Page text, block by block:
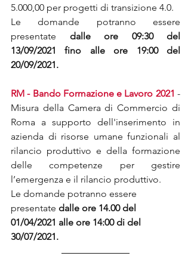
5.000,00 per progetti di transizione 4.0.
Le domande potranno essere
presentate dalle ore 09:30 del
13/09/2021 fino alle ore 19:00 del
20/09/2021.
RM - Bando Formazione e Lavoro 2021 -
Misura della Camera di Commercio di
Roma a supporto dell'inserimento in
azienda di risorse umane funzionali al
rilancio produttivo e della formazione
delle competenze per gestire
l’emergenza e il rilancio produttivo.
Le domande potranno essere
presentate dalle ore 14.00 del
01/04/2021 alle ore 14:00 di del
30/07/2021.